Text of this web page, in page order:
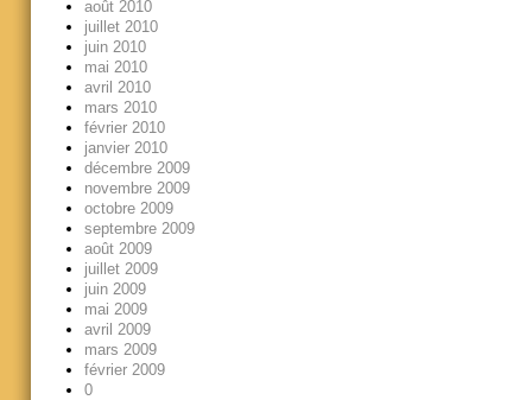
août 2010
juillet 2010
juin 2010
mai 2010
avril 2010
mars 2010
février 2010
janvier 2010
décembre 2009
novembre 2009
octobre 2009
septembre 2009
août 2009
juillet 2009
juin 2009
mai 2009
avril 2009
mars 2009
février 2009
0